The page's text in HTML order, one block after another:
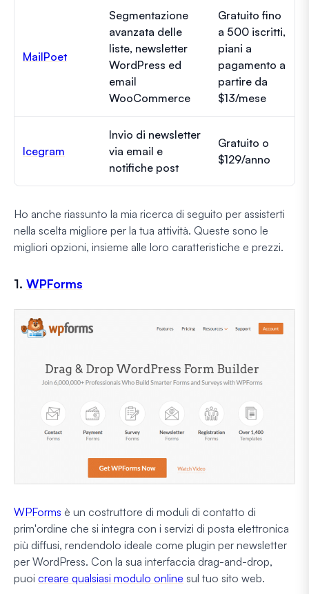
MailPoet
Segmentazione
avanzata delle
liste, newsletter
WordPress ed
email
WooCommerce
Gratuito fino
a 500 iscritti,
piani a
pagamento a
partire da
$13/mese
Icegram
Invio di newsletter
via email e
notifiche post
Gratuito o
$129/anno
Ho anche riassunto la mia ricerca di seguito per assisterti
nella scelta migliore per la tua attività. Queste sono le
migliori opzioni, insieme alle loro caratteristiche e prezzi.
1. WPForms
WPForms è un costruttore di moduli di contatto di
prim'ordine che si integra con i servizi di posta elettronica
più diffusi, rendendolo ideale come plugin per newsletter
per WordPress. Con la sua interfaccia drag-and-drop,
puoi creare qualsiasi modulo online sul tuo sito web.